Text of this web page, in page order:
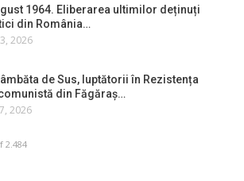
1964. Eliberarea ultimilor deținuți
din România…
2026
de Sus, luptătorii în Rezistența
din Făgăraș…
2026
2.484